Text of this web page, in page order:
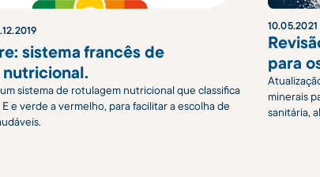
.12.2019
sistema francês de
sistema de rotulagem nutricional que classifica
e verde a vermelho, para facilitar a escolha de
10.05.2021
para
minerais
sanitária,